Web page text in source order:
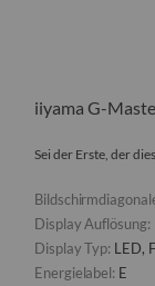
iiyama G-
Sei der Erste, der
Display Auflösung:
Display Typ: LED,
Energielabel: E